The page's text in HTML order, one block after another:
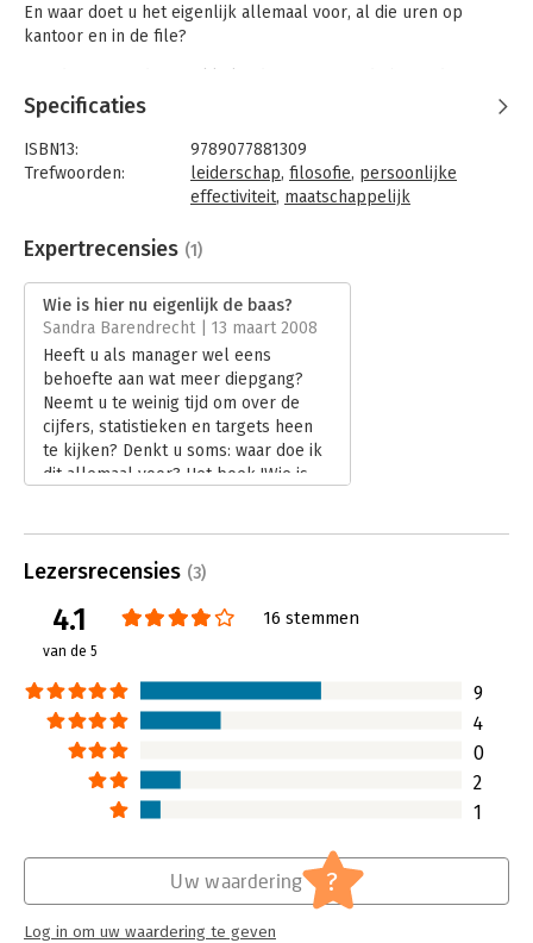
En waar doet u het eigenlijk allemaal voor, al die uren op
kantoor en in de file?
boek u aan tot denken. Ontdek hoe klassieke en moderne
filosofen kunnen helpen bij het begrijpen van uw werk en van
uw leven als manager. Zet de ramen in uw hoofd wagenwijd
open en laat de boel eens goed doorluchten!
Met een voorwoord van bestsellerauteur Joep ('Hoe word ik
een rat?') Schrijvers: "Zelden tref je boeken aan die praktisch
én herkenbaar én diepzinnig zijn. 'Wie is nu eigenlijk de baas?'
is zo'n boek. Het is een filosofieboek voor managers en beslist
niet gortdroog, als je dat al mocht vrezen, of hopeloos
abstract. Integendeel, het is uiterst toegankelijk zonder dat het
aan diepgang verliest."
Specificaties
ISBN13:
9789077881309
Trefwoorden:
leiderschap, filosofie, persoonlijke
effectiviteit, maatschappelijk
Taal:
Nederlands
Aantal pagina's:
128
Uitgever:
Uitgeverij Haystack
Druk:
1
Verschijningsdatum:
21-11-2007
Hoofdrubriek: Algemeen management
Expertrecensies (1)
Wie is hier nu eigenlijk de baas?
Sandra Barendrecht | 13 maart 2008
Heeft u als manager wel eens
behoefte aan wat meer diepgang?
Neemt u te weinig tijd om over de
cijfers, statistieken en targets heen
te kijken? Denkt u soms: waar doe ik
dit allemaal voor? Het boek 'Wie is
algemeen en uw managersbestaan in
Lees verder
Lezersrecensies (3)
4.1
van de 5
16 stemmen
9
4
0
2
1
Uw waardering ?
Log in om uw waardering te geven